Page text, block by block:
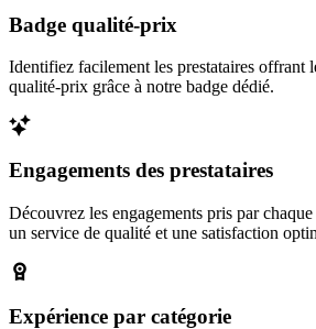
Badge qualité-prix
Identifiez facilement les prestataires offrant
qualité-prix grâce à notre badge dédié.
Engagements des prestataires
Découvrez les engagements pris par
un service de qualité et une satisfaction
Expérience par catégorie